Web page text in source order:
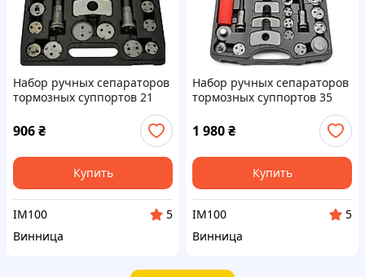
Набор ручных сепараторов
тормозных суппортов 21
(Код7002)
906₴
Купить
IM100
5
Винница
Набор ручных сепараторов
тормозных суппортов 35
предметов GEKO G02542
(Код7007)
1 980₴
Купить
IM100
5
Винница